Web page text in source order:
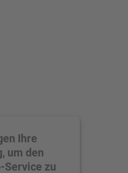
Ihre
um den
Service zu